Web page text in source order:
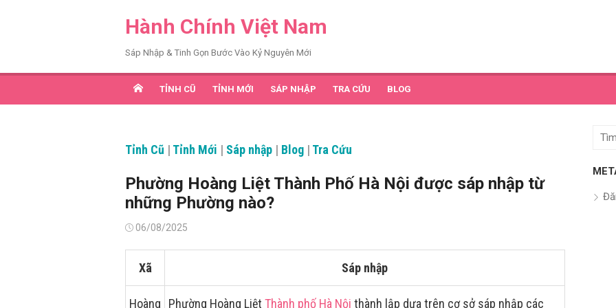
Hành Chính Việt Nam
Sáp Nhập & Tinh Gọn Bước Vào Kỷ Nguyên Mới
TỈNH CŨ TỈNH MỚI SÁP NHẬP TRA CỨU BLOG
Tỉnh Cũ | Tỉnh Mới | Sáp nhập | Blog | Tra Cứu
Phường Hoàng Liệt Thành Phố Hà Nội được sáp nhập từ
những Phường nào?
Đăng06/08/2025
Xã Sáp nhập
Hoàng Phường Hoàng Liệt Thành phố Hà Nội thành lập dựa trên cơ sở sáp nhập các
Tìm
quả